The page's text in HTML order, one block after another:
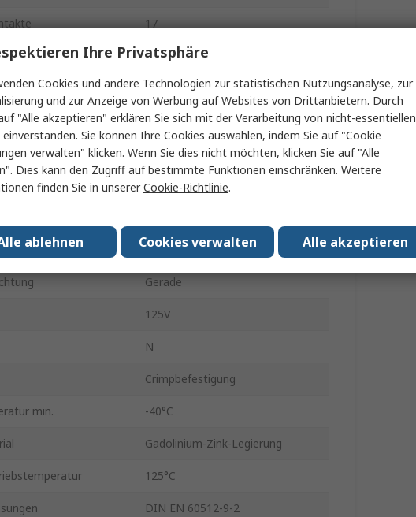
17
Frontmontage
M23
8A
Buchse
Buchse
M23 PRO
Gerade
125V
N
Crimpbefestigung
min. -40°C
Gadolinium-Zink-Legierung
125°C
DIN EN 60512-9-2
Ihre Privatsphäre
Cookies und andere Technologien zur statistischen Nutzungsanalyse, zur
und zur Anzeige von Werbung auf Websites von Drittanbietern. Durch
"Alle akzeptieren" erklären Sie sich mit der Verarbeitung von nicht-essentiellen
Sie können Ihre Cookies auswählen, indem Sie auf "Cookie
verwalten" klicken. Wenn Sie dies nicht möchten, klicken Sie auf "Alle
Dies kann den Zugriff auf bestimmte Funktionen einschränken. Weitere
finden Sie in unsererCookie-Richtlinie.
Alle akzeptieren
Cookies verwalten
ablehnen